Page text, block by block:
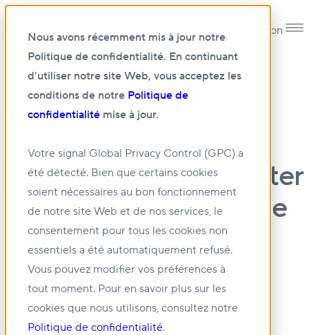
Nous avons récemment mis à jour notre
Politique de confidentialité. En continuant
d’utiliser notre site Web, vous acceptez les
conditions de notre Politique de
confidentialité mise à jour.
Votre signal Global Privacy Control (GPC) a
été détecté. Bien que certains cookies
soient nécessaires au bon fonctionnement
de notre site Web et de nos services, le
consentement pour tous les cookies non
essentiels a été automatiquement refusé.
Vous pouvez modifier vos préférences à
tout moment. Pour en savoir plus sur les
cookies que nous utilisons, consultez notre
Politique de confidentialité.
Open main navigation
FE Magazine : Apporter
une location surélevée
et centrée sur la
communauté à
Junction